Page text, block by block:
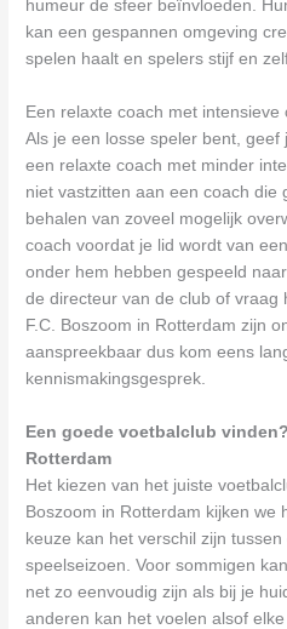
humeur de sfeer beïnvloeden.
kan een gespannen omgeving
spelen haalt en spelers stijf en
Een relaxte coach met intensieve
Als je een losse speler bent,
een relaxte coach met minder
niet vastzitten aan een coach die
behalen van zoveel mogelijk
coach voordat je lid wordt van
onder hem hebben gespeeld
de directeur van de club of vraag
F.C. Boszoom in Rotterdam zijn
aanspreekbaar dus kom eens
kennismakingsgesprek.
Een goede voetbalclub
Rotterdam
Het kiezen van het juiste
Boszoom in Rotterdam kijken we
keuze kan het verschil zijn
speelseizoen. Voor sommigen
net zo eenvoudig zijn als bij je
anderen kan het voelen alsof